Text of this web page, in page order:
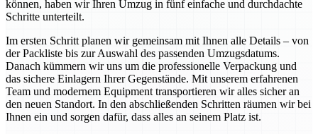
können, haben wir Ihren Umzug in fünf einfache und durchdachte
Schritte unterteilt.
Im ersten Schritt planen wir gemeinsam mit Ihnen alle Details – von
der Packliste bis zur Auswahl des passenden Umzugsdatums.
Danach kümmern wir uns um die professionelle Verpackung und
das sichere Einlagern Ihrer Gegenstände. Mit unserem erfahrenen
Team und modernem Equipment transportieren wir alles sicher an
den neuen Standort. In den abschließenden Schritten räumen wir bei
Ihnen ein und sorgen dafür, dass alles an seinem Platz ist.